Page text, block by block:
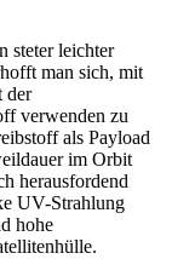
steter leichter
man sich, mit
der
verwenden zu
als Payload
im Orbit
herausfordend
UV-Strahlung
hohe